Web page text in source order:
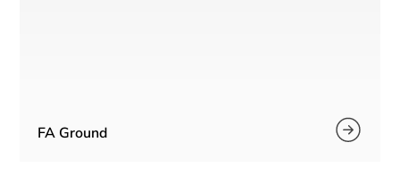
FA Ground